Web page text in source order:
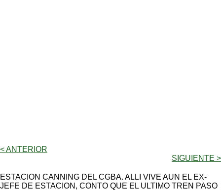
< ANTERIOR
SIGUIENTE >
ESTACION CANNING DEL CGBA. ALLI VIVE AUN EL EX-
JEFE DE ESTACION, CONTO QUE EL ULTIMO TREN PASO